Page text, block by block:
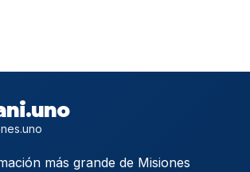
más grande de Misiones